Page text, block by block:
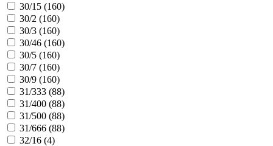
30/15 (160)
30/2 (160)
30/3 (160)
30/46 (160)
30/5 (160)
30/7 (160)
30/9 (160)
31/333 (88)
31/400 (88)
31/500 (88)
31/666 (88)
32/16 (4)